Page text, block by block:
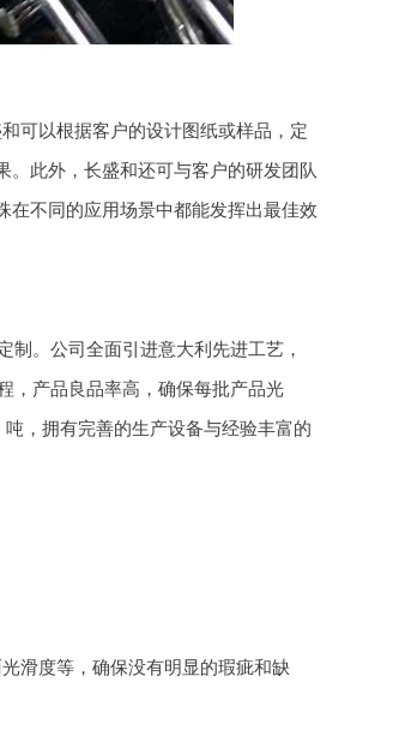
可以根据客户的设计图纸或样品，定
。此外，长盛和还可与客户的研发团队
在不同的应用场景中都能发挥出最佳效
制。公司全面引进意大利先进工艺，
，产品良品率高，确保每批产品光
，拥有完善的生产设备与经验丰富的
滑度等，确保没有明显的瑕疵和缺